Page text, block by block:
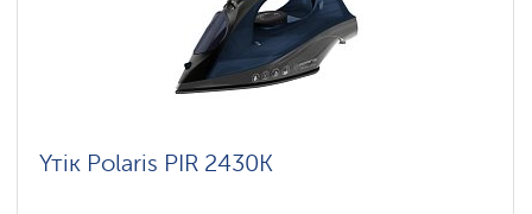
Үтік Polaris PIR 2430K